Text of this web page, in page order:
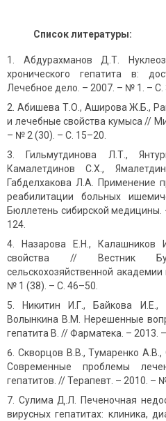
Список литературы:
Абдурахманов Д.Т.
хронического гепатита в:
Лечебное дело. – 2007. – № 1. – С.
Абишева Т.О., Аширова Ж.Б.,
и лечебные свойства кумыса //
– № 2 (30). – С. 15–20.
Гильмутдинова Л.Т.,
Камалетдинов С.Х.,
Габделхакова Л.А. Применение
реабилитации больных
Бюллетень сибирской
124.
Назарова Е.Н.,
свойства // Вестник
сельскохозяйственной
№ 1 (38). – С. 46–50.
Никитин И.Г., Байкова
Волынкина В.М. Нерешенные
гепатита В. // Фарматека. – 2013.
Скворцов В.В., Тумаренко
Современные проблемы
гепатитов. // Терапевт. – 2010. –
Сулима Д.Л. Печеночная
вирусных гепатитах: клиника,